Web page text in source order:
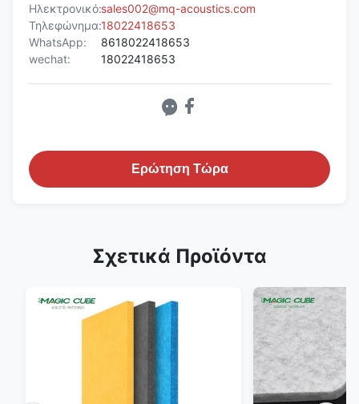
Ηλεκτρονικό:sales002@mq-acoustics.com
Τηλεφώνημα:18022418653
WhatsApp:
8618022418653
wechat:
18022418653
Ερώτηση Τώρα
Σχετικά Προϊόντα